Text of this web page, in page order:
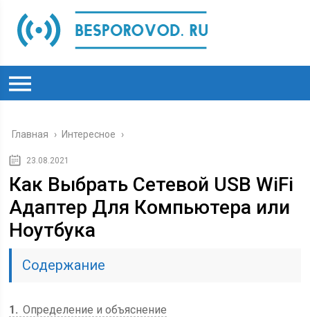
Главная › Интересное ›
23.08.2021
Как Выбрать Сетевой USB WiFi
Адаптер Для Компьютера или
Ноутбука
Содержание
1
Определение и объяснение